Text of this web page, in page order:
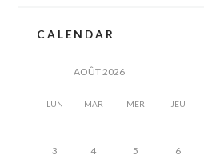
CALENDAR
AOÛT2026
LUN MAR MER JEU
3
4 5 6